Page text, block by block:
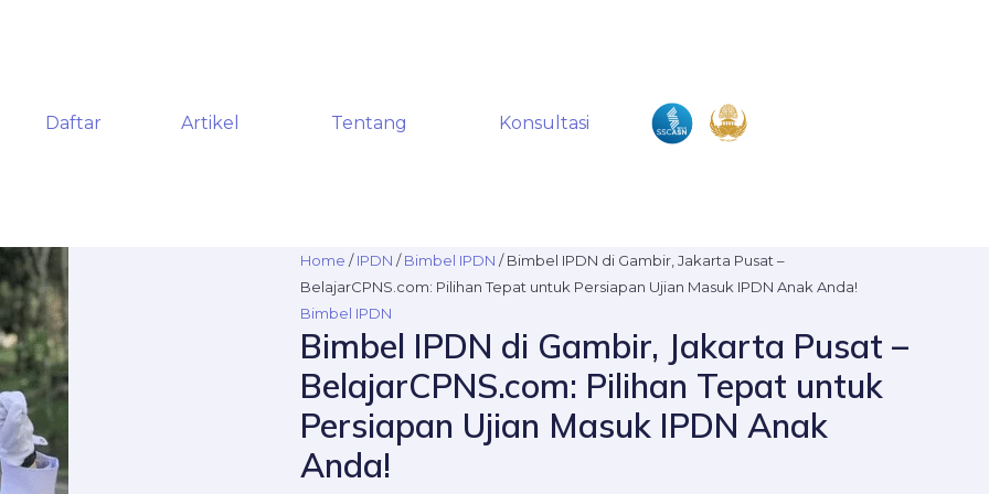
Daftar Artikel Tentang Konsultasi
Home /IPDN /Bimbel IPDN / Bimbel IPDN di Gambir, Jakarta Pusat –
BelajarCPNS.com: Pilihan Tepat untuk Persiapan Ujian Masuk IPDN Anak Anda!
Bimbel IPDN
Bimbel IPDN di Gambir, Jakarta Pusat –
BelajarCPNS.com: Pilihan Tepat untuk
Persiapan Ujian Masuk IPDN Anak
Anda!
Bimbel
IPDN
di
Gambir,
Pusat
-
BelajarCPNS.com:
Pilihan